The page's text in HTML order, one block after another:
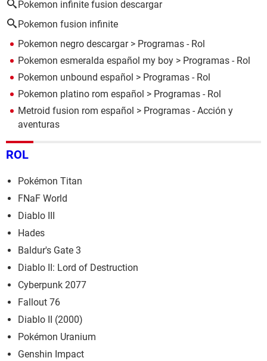
Pokemon infinite fusion descargar
Pokemon fusion infinite
Pokemon negro descargar> Programas - Rol
Pokemon esmeralda español my boy > Programas - Rol
Pokemon unbound español > Programas - Rol
Pokemon platino rom español > Programas - Rol
Metroid fusion rom español > Programas - Acción y
aventuras
ROL
Pokémon Titan
FNaF World
Diablo III
Hades
Baldur's Gate 3
Diablo II: Lord of Destruction
Cyberpunk 2077
Fallout 76
Diablo II (2000)
Pokémon Uranium
Genshin Impact